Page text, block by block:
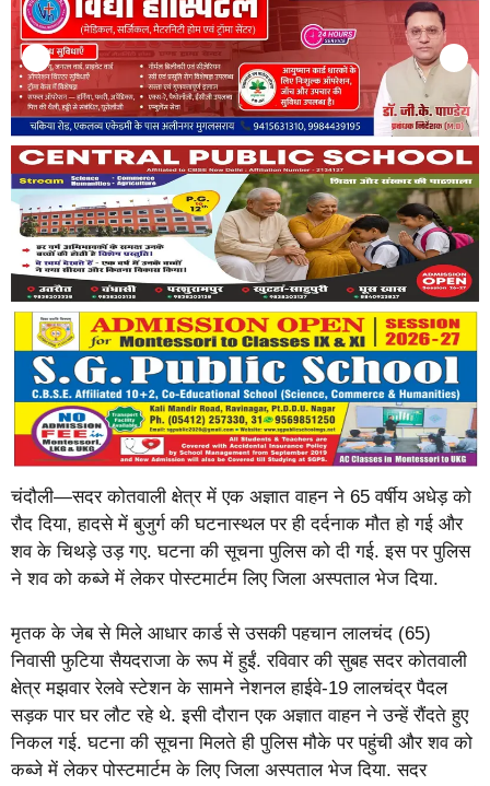
चंदौली—सदर कोतवाली क्षेत्र में एक अज्ञात वाहन ने 65 वर्षीय अधेड़ को
रौद दिया, हादसे में बुजुर्ग की घटनास्थल पर ही दर्दनाक मौत हो गई और
शव के चिथड़े उड़ गए. घटना की सूचना पुलिस को दी गई. इस पर पुलिस
ने शव को कब्जे में लेकर पोस्टमार्टम लिए जिला अस्पताल भेज दिया.
मृतक के जेब से मिले आधार कार्ड से उसकी पहचान लालचंद (65)
निवासी फुटिया सैयदराजा के रूप में हुईं. रविवार की सुबह सदर कोतवाली
क्षेत्र मझवार रेलवे स्टेशन के सामने नेशनल हाईवे-19 लालचंद्र पैदल
सड़क पार घर लौट रहे थे. इसी दौरान एक अज्ञात वाहन ने उन्हें रौंदते हुए
निकल गई. घटना की सूचना मिलते ही पुलिस मौके पर पहुंची और शव को
कब्जे में लेकर पोस्टमार्टम के लिए जिला अस्पताल भेज दिया. सदर